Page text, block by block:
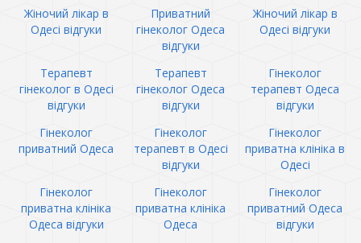
Жіночий лікар в
Одесі відгуки
Приватний
гінеколог Одеса
відгуки
Жіночий лікар в
Одесі відгуки
Терапевт
гінеколог в Одесі
відгуки
Терапевт
гінеколог Одеса
відгуки
Гінеколог
терапевт Одеса
відгуки
Гінеколог
приватний Одеса
Гінеколог
терапевт в Одесі
відгуки
Гінеколог
приватна клініка в
Одесі
Гінеколог
приватна клініка
Одеса відгуки
Гінеколог
приватна клініка
Одеса
Гінеколог
приватний Одеса
відгуки